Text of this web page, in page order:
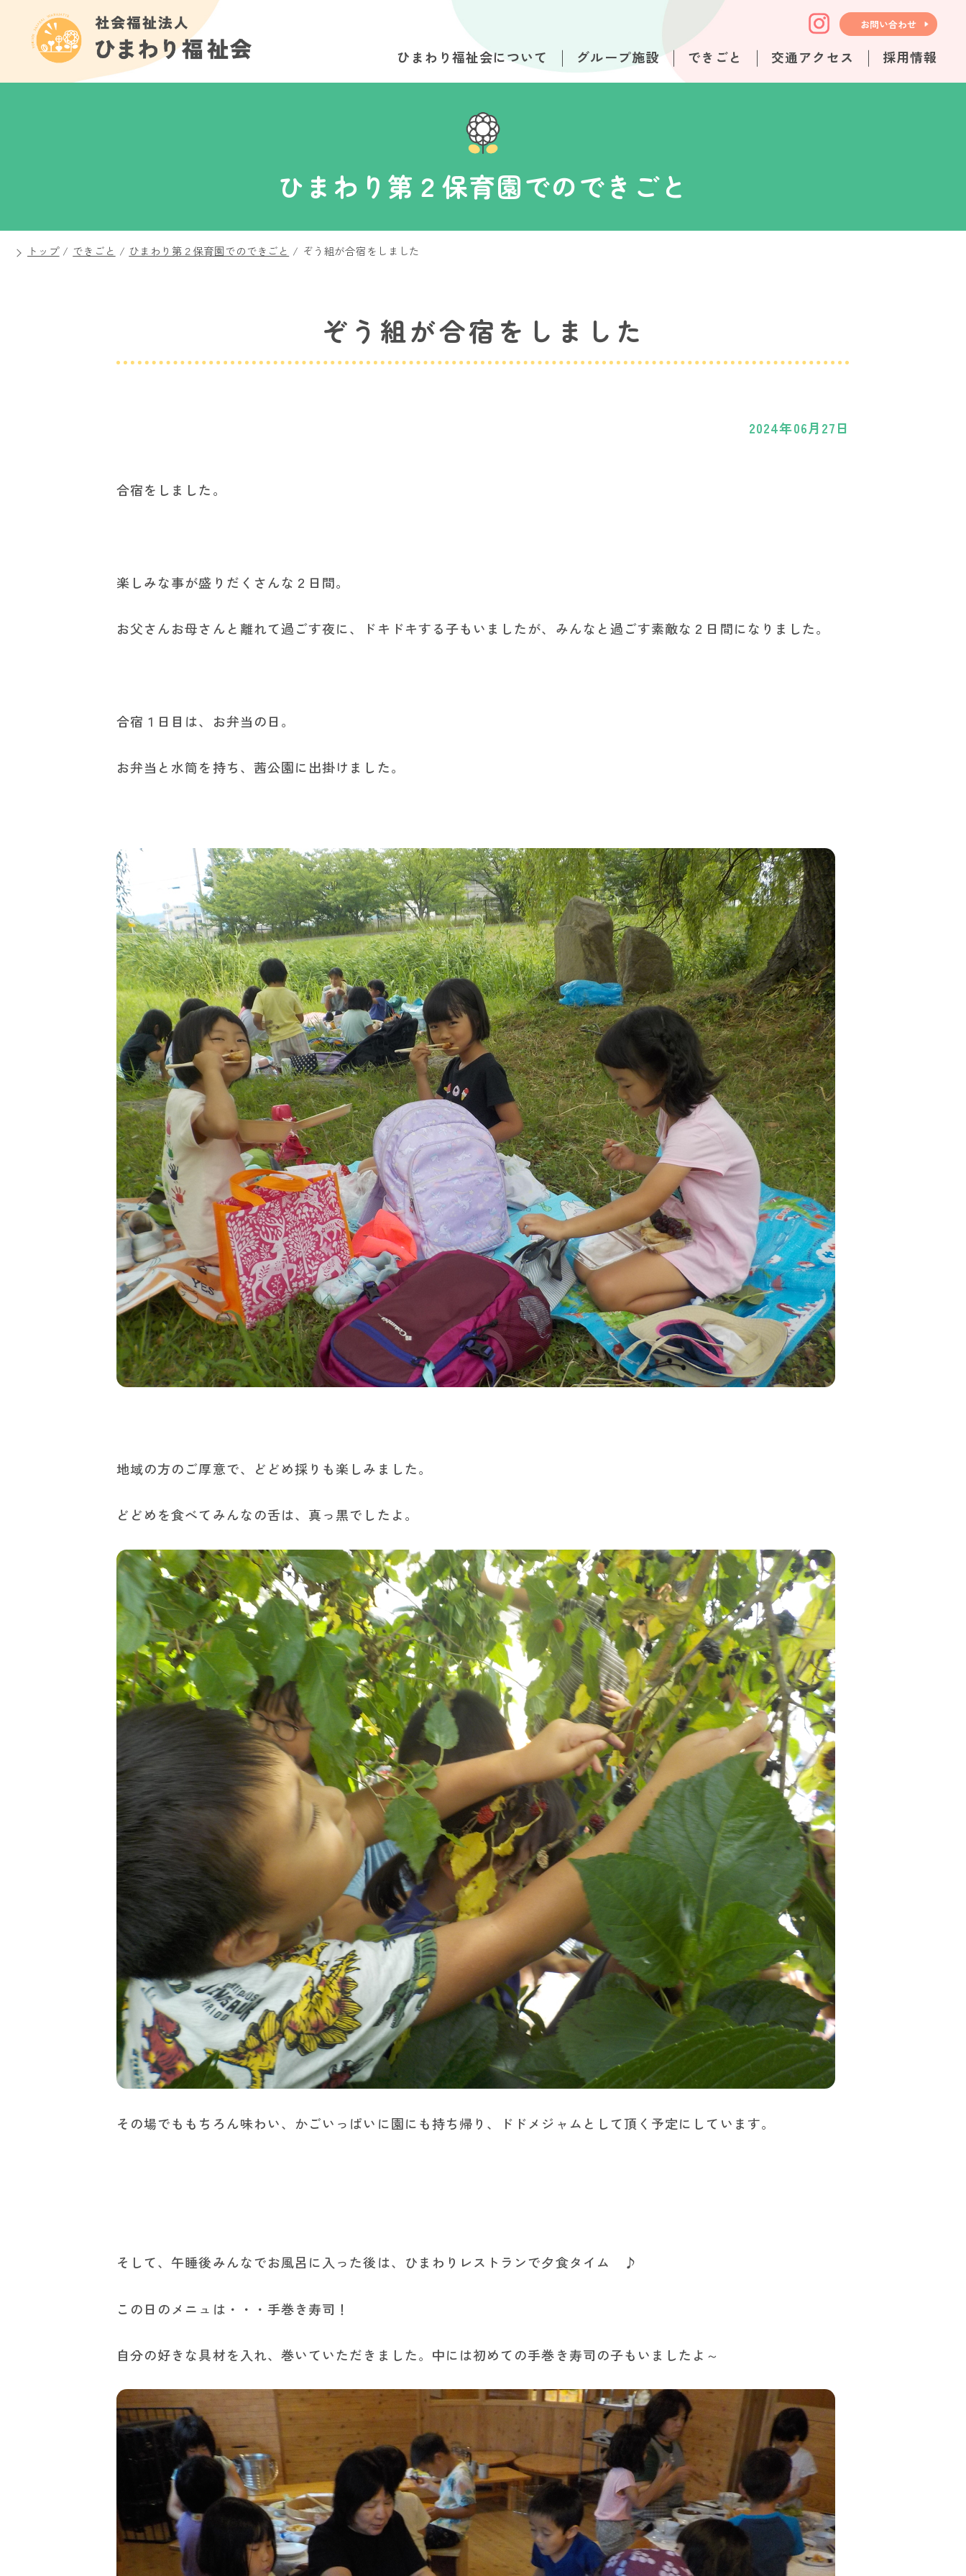
お問い合わせ
ひまわり福祉会について グループ施設 できごと 交通アクセス 採用情報
ひまわり第２保育園でのできごと
トップ/ できごと / ひまわり第２保育園でのできごと / ぞう組が合宿をしました
ぞう組が合宿をしました
2024年06月27日
合宿をしました。
楽しみな事が盛りだくさんな２日間。
お父さんお母さんと離れて過ごす夜に、ドキドキする子もいましたが、みんなと過ごす素敵な２日間になりました。
合宿１日目は、お弁当の日。
お弁当と水筒を持ち、茜公園に出掛けました。
地域の方のご厚意で、どどめ採りも楽しみました。
どどめを食べてみんなの舌は、真っ黒でしたよ。
その場でももちろん味わい、かごいっぱいに園にも持ち帰り、ドドメジャムとして頂く予定にしています。
そして、午睡後みんなでお風呂に入った後は、ひまわりレストランで夕食タイム ♪
この日のメニュは・・・手巻き寿司！
自分の好きな具材を入れ、巻いていただきました。中には初めての手巻き寿司の子もいましたよ～